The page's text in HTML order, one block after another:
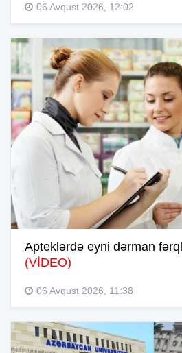
06 Avqust 2026, 12:02
Apteklərdə eyni dərman
(VİDEO)
06 Avqust 2026, 11:38